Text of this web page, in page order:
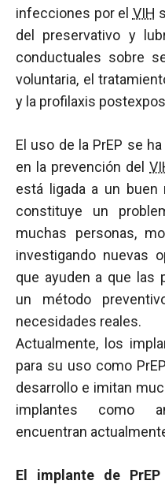
infecciones por el VIH
del preservativo y
conductuales sobre
voluntaria, el
y la profilaxis
El uso de la PrEP se
en la prevención del
está ligada a un buen
constituye un
muchas personas,
investigando nuevas
que ayuden a que las
un método
necesidades reales.
Actualmente, los
para su uso como
desarrollo e imitan
implantes como
encuentran
El implante de